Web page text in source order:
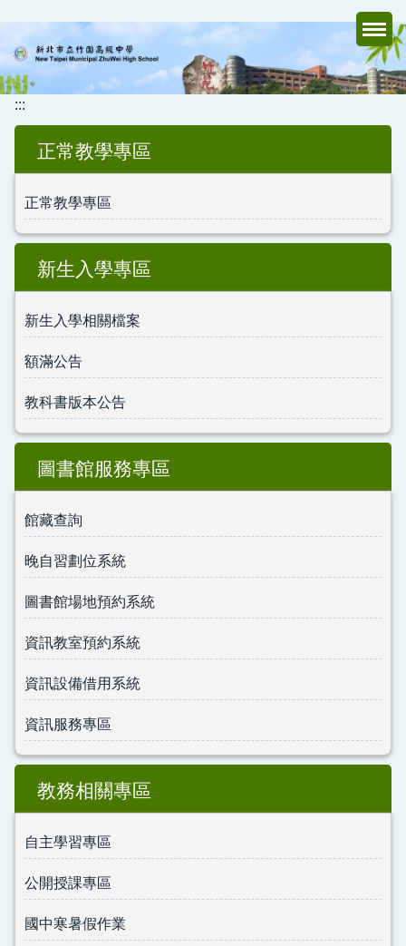
主
要
內
容
:::
正常教學專區
正常教學專區
新生入學專區
新生入學相關檔案
額滿公告
教科書版本公告
圖書館服務專區
館藏查詢
晚自習劃位系統
圖書館場地預約系統
資訊教室預約系統
資訊設備借用系統
資訊服務專區
教務相關專區
自主學習專區
公開授課專區
國中寒暑假作業